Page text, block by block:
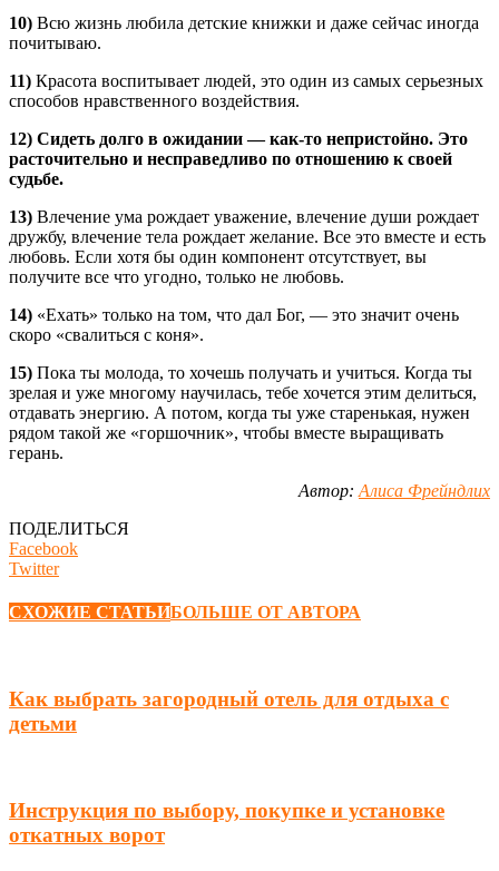
10) Всю жизнь любила детские книжки и даже сейчас иногда
почитываю.
11) Красота воспитывает людей, это один из самых серьезных
способов нравственного воздействия.
12) Сидеть долго в ожидании — как-то непристойно. Это
расточительно и несправедливо по отношению к своей
судьбе.
13) Влечение ума рождает уважение, влечение души рождает
дружбу, влечение тела рождает желание. Все это вместе и есть
любовь. Если хотя бы один компонент отсутствует, вы
получите все что угодно, только не любовь.
14) «Ехать» только на том, что дал Бог, — это значит очень
скоро «свалиться с коня».
15) Пока ты молода, то хочешь получать и учиться. Когда ты
зрелая и уже многому научилась, тебе хочется этим делиться,
отдавать энергию. А потом, когда ты уже старенькая, нужен
рядом такой же «горшочник», чтобы вместе выращивать
герань.
Автор: Алиса Фрейндлих
ПОДЕЛИТЬСЯ
Facebook
Twitter
СХОЖИЕ СТАТЬИБОЛЬШЕ ОТ АВТОРА
Как выбрать загородный отель для отдыха с
детьми
Инструкция по выбору, покупке и установке
откатных ворот